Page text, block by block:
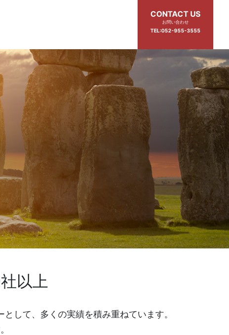
CONTACT US
お問い合わせ
TEL:052-955-3555
以上
して、多くの実績を積み重ねています。